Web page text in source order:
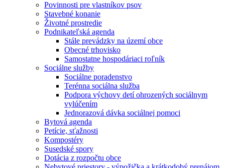
Povinnosti pre vlastníkov psov
Stavebné konanie
Životné prostredie
Podnikateľská agenda
Stále prevádzky na území obce
Obecné trhovisko
Samostatne hospodáriaci roľník
Sociálne služby
Sociálne poradenstvo
Terénna sociálna služba
Podpora výchovy detí ohrozených sociálnym
vylúčením
Jednorazová dávka sociálnej pomoci
Bytová agenda
Petície, sťažnosti
Kompostéry
Susedské spory
Dotácia z rozpočtu obce